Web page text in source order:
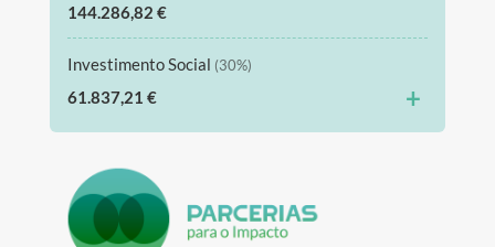
144.286,82 €
Investimento Social (30%)
61.837,21 € +